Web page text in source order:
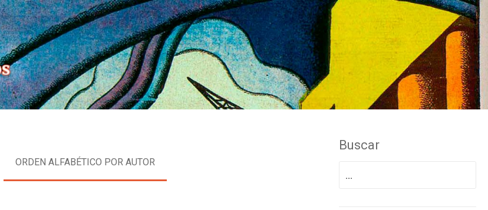
Skip
to
content
ORDEN ALFABÉTICO POR AUTOR
Buscar